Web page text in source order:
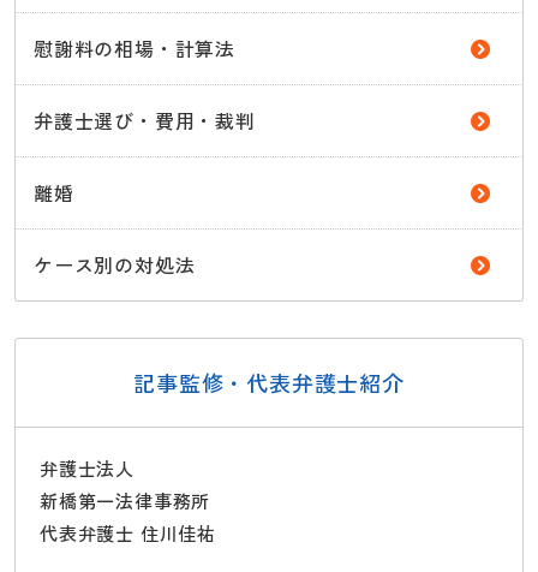
慰謝料の相場・計算法
弁護士選び・費用・裁判
離婚
ケース別の対処法
記事監修・代表弁護士紹介
弁護士法人
新橋第一法律事務所
代表弁護士 住川佳祐